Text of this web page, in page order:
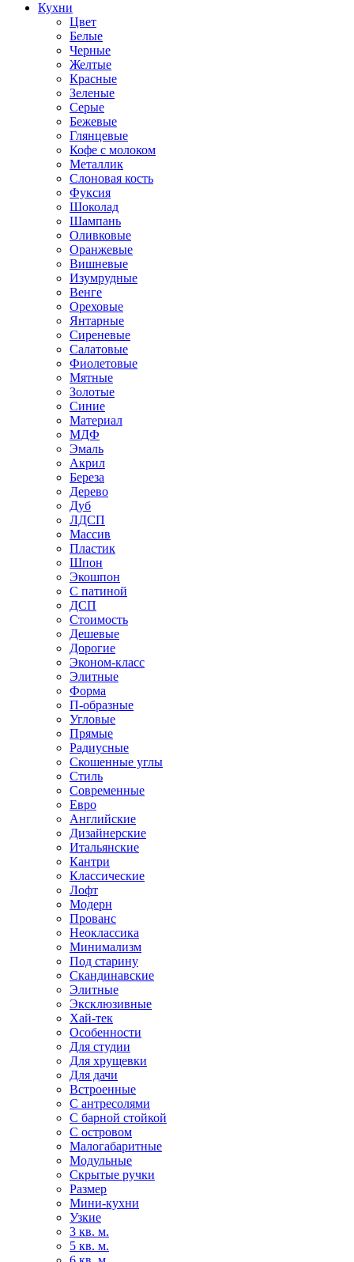
Кухни
Цвет
Белые
Черные
Желтые
Красные
Зеленые
Серые
Бежевые
Глянцевые
Кофе с молоком
Металлик
Слоновая кость
Фуксия
Шоколад
Шампань
Оливковые
Оранжевые
Вишневые
Изумрудные
Венге
Ореховые
Янтарные
Сиреневые
Салатовые
Фиолетовые
Мятные
Золотые
Синие
Материал
МДФ
Эмаль
Акрил
Береза
Дерево
Дуб
ЛДСП
Массив
Пластик
Шпон
Экошпон
С патиной
ДСП
Стоимость
Дешевые
Дорогие
Эконом-класс
Элитные
Форма
П-образные
Угловые
Прямые
Радиусные
Скошенные углы
Стиль
Современные
Евро
Английские
Дизайнерские
Итальянские
Кантри
Классические
Лофт
Модерн
Прованс
Неоклассика
Минимализм
Под старину
Скандинавские
Элитные
Эксклюзивные
Хай-тек
Особенности
Для студии
Для хрущевки
Для дачи
Встроенные
С антресолями
С барной стойкой
С островом
Малогабаритные
Модульные
Скрытые ручки
Размер
Мини-кухни
Узкие
3 кв. м.
5 кв. м.